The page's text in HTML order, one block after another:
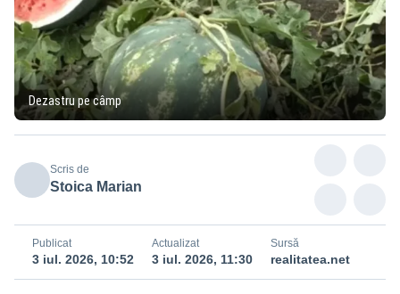
Dezastru pe câmp
Scris de
Stoica Marian
Publicat
3 iul. 2026, 10:52
Actualizat
3 iul. 2026, 11:30
Sursă
realitatea.net